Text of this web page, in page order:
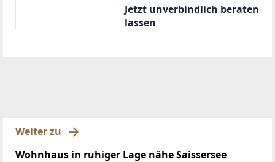
Jetzt unverbindlich beraten
lassen
Weiter zu
Wohnhaus in ruhiger Lage nähe Saissersee